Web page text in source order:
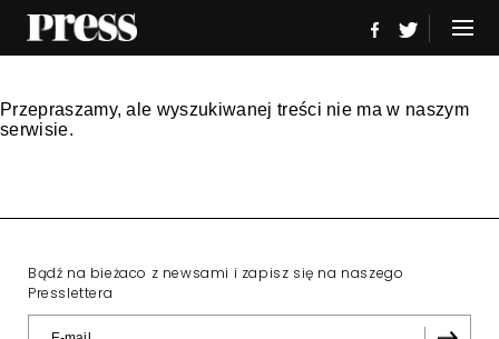
Przepraszamy, ale wyszukiwanej treści nie ma w naszym
serwisie.
Bądź na bieżaco z newsami i zapisz się na naszego
Presslettera